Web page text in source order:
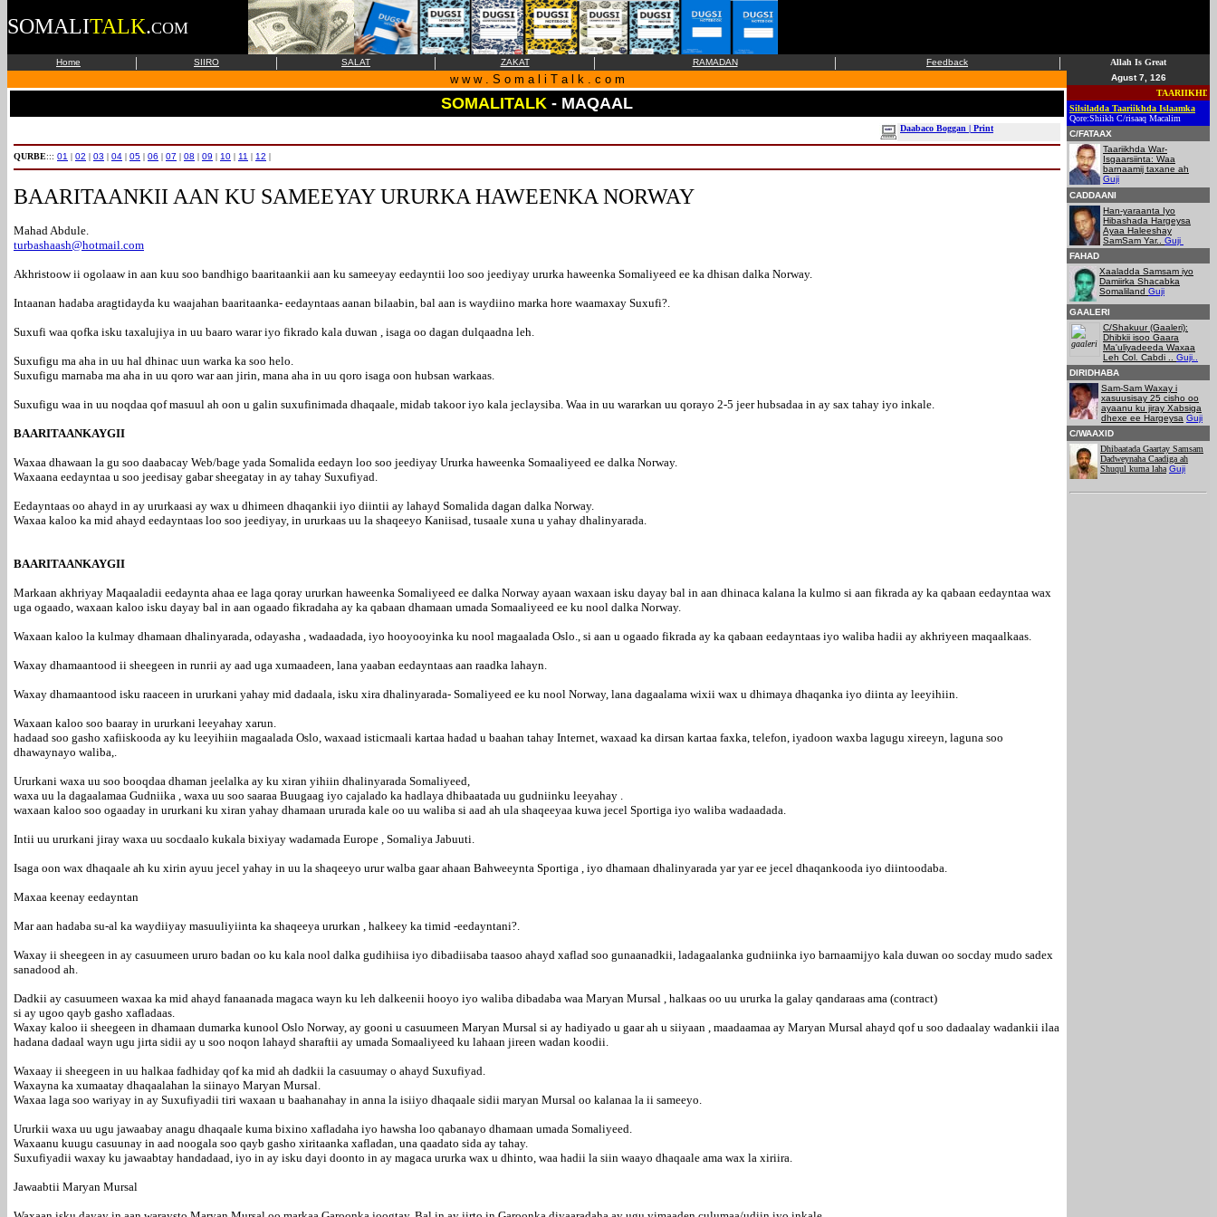
SOMALITALK.COM
Home | SIIRO | SALAT | ZAKAT | RAMADAN | Feedback |
w w w . S o m a l i T a l k . c o m
SOMALITALK - MAQAAL
Daabaco Boggan | Print
QURBE::: 01 | 02 | 03 | 04 | 05 | 06 | 07 | 08 | 09 | 10 | 11 | 12 |
BAARITAANKII AAN KU SAMEEYAY URURKA HAWEENKA NORWAY
Mahad Abdule.
turbashaash@hotmail.com
Akhristoow ii ogolaaw in aan kuu soo bandhigo baaritaankii aan ku sameeyay eedayntii loo soo jeediyay ururka haweenka Somaliyeed ee ka dhisan dalka Norway.
Intaanan hadaba aragtidayda ku waajahan baaritaanka- eedayntaas aanan bilaabin, bal aan is waydiino marka hore waamaxay Suxufi?.
Suxufi waa qofka isku taxalujiya in uu baaro warar iyo fikrado kala duwan , isaga oo dagan dulqaadna leh.
Suxufigu ma aha in uu hal dhinac uun warka ka soo helo.
Suxufigu marnaba ma aha in uu qoro war aan jirin, mana aha in uu qoro isaga oon hubsan warkaas.
Suxufigu waa in uu noqdaa qof masuul ah oon u galin suxufinimada dhaqaale, midab takoor iyo kala jeclaysiba. Waa in uu wararkan uu qorayo 2-5 jeer hubsadaa in ay sax tahay iyo inkale.
BAARITAANKAYGII
Waxaa dhawaan la gu soo daabacay Web/bage yada Somalida eedayn loo soo jeediyay Ururka haweenka Somaaliyeed ee dalka Norway.
Waxaana eedayntaa u soo jeedisay gabar sheegatay in ay tahay Suxufiyad.
Eedayntaas oo ahayd in ay ururkaasi ay wax u dhimeen dhaqankii iyo diintii ay lahayd Somalida dagan dalka Norway.
Waxaa kaloo ka mid ahayd eedayntaas loo soo jeediyay, in ururkaas uu la shaqeeyo Kaniisad, tusaale xuna u yahay dhalinyarada.
BAARITAANKAYGII
Markaan akhriyay Maqaaladii eedaynta ahaa ee laga qoray ururkan haweenka Somaliyeed ee dalka Norway ayaan waxaan isku dayay bal in aan dhinaca kalana la kulmo si aan fikrada ay ka qabaan eedayntaa wax
uga ogaado, waxaan kaloo isku dayay bal in aan ogaado fikradaha ay ka qabaan dhamaan umada Somaaliyeed ee ku nool dalka Norway.
Waxaan kaloo la kulmay dhamaan dhalinyarada, odayasha , wadaadada, iyo hooyooyinka ku nool magaalada Oslo., si aan u ogaado fikrada ay ka qabaan eedayntaas iyo waliba hadii ay akhriyeen maqaalkaas.
Waxay dhamaantood ii sheegeen in runrii ay aad uga xumaadeen, lana yaaban eedayntaas aan raadka lahayn.
Waxay dhamaantood isku raaceen in ururkani yahay mid dadaala, isku xira dhalinyarada- Somaliyeed ee ku nool Norway, lana dagaalama wixii wax u dhimaya dhaqanka iyo diinta ay leeyihiin.
Waxaan kaloo soo baaray in ururkani leeyahay xarun.
hadaad soo gasho xafiiskooda ay ku leeyihiin magaalada Oslo, waxaad isticmaali kartaa hadad u baahan tahay Internet, waxaad ka dirsan kartaa faxka, telefon, iyadoon waxba lagugu xireeyn, laguna soo
dhawaynayo waliba,.
Ururkani waxa uu soo booqdaa dhaman jeelalka ay ku xiran yihiin dhalinyarada Somaliyeed,
waxa uu la dagaalamaa Gudniika , waxa uu soo saaraa Buugaag iyo cajalado ka hadlaya dhibaatada uu gudniinku leeyahay .
waxaan kaloo soo ogaaday in ururkani ku xiran yahay dhamaan ururada kale oo uu waliba si aad ah ula shaqeeyaa kuwa jecel Sportiga iyo waliba wadaadada.
Intii uu ururkani jiray waxa uu socdaalo kukala bixiyay wadamada Europe , Somaliya Jabuuti.
Isaga oon wax dhaqaale ah ku xirin ayuu jecel yahay in uu la shaqeeyo urur walba gaar ahaan Bahweeynta Sportiga , iyo dhamaan dhalinyarada yar yar ee jecel dhaqankooda iyo diintoodaba.
Maxaa keenay eedayntan
Mar aan hadaba su-al ka waydiiyay masuuliyiinta ka shaqeeya ururkan , halkeey ka timid -eedayntani?.
Waxay ii sheegeen in ay casuumeen ururo badan oo ku kala nool dalka gudihiisa iyo dibadiisaba taasoo ahayd xaflad soo gunaanadkii, ladagaalanka gudniinka iyo barnaamijyo kala duwan oo socday mudo sadex
sanadood ah.
Dadkii ay casuumeen waxaa ka mid ahayd fanaanada magaca wayn ku leh dalkeenii hooyo iyo waliba dibadaba waa Maryan Mursal , halkaas oo uu ururka la galay qandaraas ama (contract)
si ay ugoo qayb gasho xafladaas.
Waxay kaloo ii sheegeen in dhamaan dumarka kunool Oslo Norway, ay gooni u casuumeen Maryan Mursal si ay hadiyado u gaar ah u siiyaan , maadaamaa ay Maryan Mursal ahayd qof u soo dadaalay wadankii ilaa
hadana dadaal wayn ugu jirta sidii ay u soo noqon lahayd sharaftii ay umada Somaaliyeed ku lahaan jireen wadan koodii.
Waxaay ii sheegeen in uu halkaa fadhiday qof ka mid ah dadkii la casuumay o ahayd Suxufiyad.
Waxayna ka xumaatay dhaqaalahan la siinayo Maryan Mursal.
Waxaa laga soo wariyay in ay Suxufiyadii tiri waxaan u baahanahay in anna la isiiyo dhaqaale sidii maryan Mursal oo kalanaa la ii sameeyo.
Ururkii waxa uu ugu jawaabay anagu dhaqaale kuma bixino xafladaha iyo hawsha loo qabanayo dhamaan umada Somaliyeed.
Waxaanu kuugu casuunay in aad noogala soo qayb gasho xiritaanka xafladan, una qaadato sida ay tahay.
Suxufiyadii waxay ku jawaabtay handadaad, iyo in ay isku dayi doonto in ay magaca ururka wax u dhinto, waa hadii la siin waayo dhaqaale ama wax la xiriira.
Jawaabtii Maryan Mursal
Allah Is Great
Agust 7, 126
TAARIIKHDA
Silsiladda Taariikhda Islaamka
Qore:Shiikh C/risaaq Macalim
C/FATAAX
Taariikhda War-
Isgaarsiinta: Waa
barnaamij taxane ah
Guji
CADDAANI
Han-yaraanta Iyo
Hibashada Hargeysa
Ayaa Haleeshay
SamSam Yar.. Guji
FAHAD
Xaaladda Samsam iyo
Damiirka Shacabka
Somaliland Guji
GAALERI
C/Shakuur (Gaaleri):
Dhibkii isoo Gaara
Ma'uliyadeeda Waxaa
Leh Col. Cabdi .. Guji..
DIRIDHABA
Sam-Sam Waxay i
xasuusisay 25 cisho oo
ayaanu ku jiray Xabsiga
dhexe ee Hargeysa Guji
C/WAAXID
Dhibaatada Gaartay Samsam
Dadweynaha Caadiga ah
Shuqul kuma laha Guji